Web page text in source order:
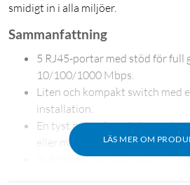
smidigt in i alla miljöer.
LÄS MER OM
Sammanfattning
5 RJ45-portar med stöd för full
10/100/1000 Mbps.
Liten och kompakt switch med
installation.
En tyst nätverksswitch som
eller monteras på väggen.
Automatisk förhandling och